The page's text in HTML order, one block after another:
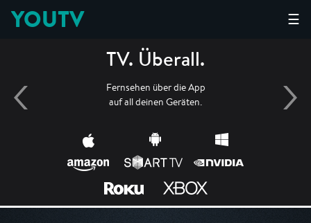
☰
YOUTV
TV. Überall.
Fernsehen über die App
auf all deinen Geräten.